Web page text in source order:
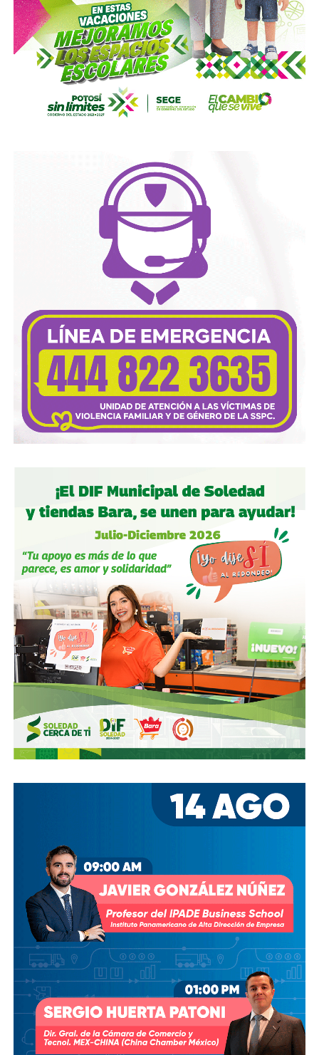
Hernández Noriegainformó que el estado enfrenta un
cambio demográficoque hará cada vez más urgente
contar con una política pública de cuidados. Señaló que
San Luis Potosíregistra unadisminución en la natalidad
y un aumento en la población adulta mayor, lo que
incrementará la demanda
de personas cuidadoras.
va a cuidar
cumplimiento de los sistemas municipal y
, el colectivo pide ampliar lasredes de apoyo
para las personas cuidadoras mediante estancias para
adultos mayores, empleos de medio tiempo, capacitación
y atención psicológica permanente.
La organización afirmó quecontinuará impulsando
creación de mecanismos institucionales concretos que
reconocer y sostener
en San Luis Potosí.
También lee:Medio tiempo: Amor en tiempos de
Geopolítica y futbol | Reflexión de J.C. Haro